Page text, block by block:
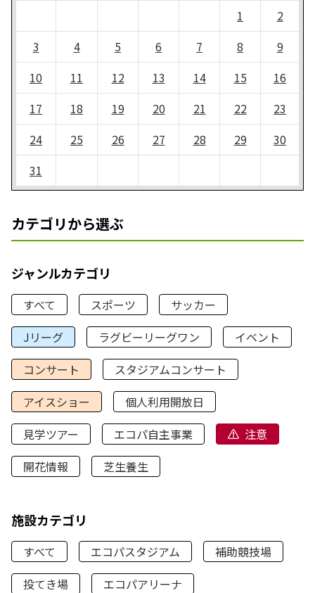
1
2
3
4 5 6 7 8
9
10
11 12 13 14 15
16
17
18 19 20 21 22
23
24
25 26 27 28 29
30
31
カテゴリから選ぶ
ジャンルカテゴリ
すべて スポーツ
サッカー
Jリーグ
ラグビーリーグワン
イベント
コンサート
スタジアムコンサート
アイスショー
個人利用開放日
見学ツアー
エコパ自主事業
注意
開花情報
芝生養生
施設カテゴリ
すべて エコパスタジアム
補助競技場
投てき場
エコパアリーナ